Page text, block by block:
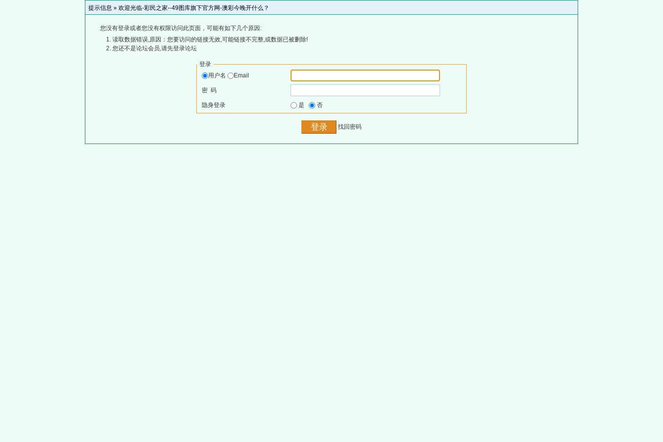
提示信息 » 欢迎光临-彩民之家--49图库旗下官方网-澳彩今晚开什么？
您没有登录或者您没有权限访问此页面，可能有如下几个原因:
读取数据错误,原因：您要访问的链接无效,可能链接不完整,或数据已被删除!
您还不是论坛会员,请先登录论坛
登录
用户名
Email
密 码
隐身登录 是 否
找回密码